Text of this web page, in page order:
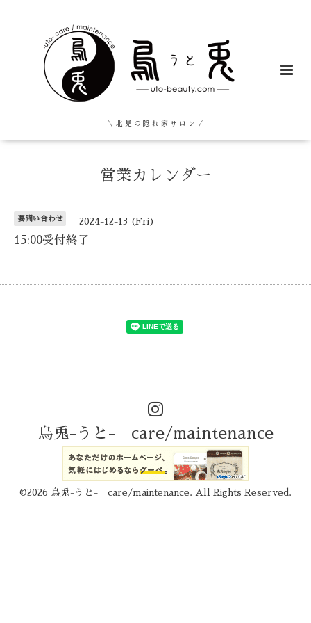
＼ 北 見 の 隠 れ 家 サ ロ ン ／
営業カレンダー
要問い合わせ 2024-12-13 (Fri)
15:00受付終了
烏兎-うと- care/maintenance
©2026 烏兎-うと- care/maintenance . All Rights Reserved.